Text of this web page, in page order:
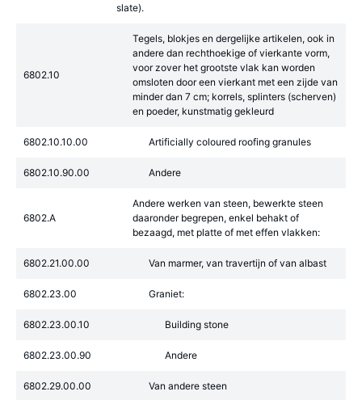
slate).
6802.10
Tegels, blokjes en dergelijke artikelen, ook in
andere dan rechthoekige of vierkante vorm,
voor zover het grootste vlak kan worden
omsloten door een vierkant met een zijde van
minder dan 7 cm; korrels, splinters (scherven)
en poeder, kunstmatig gekleurd
6802.10.10.00 Artificially coloured roofing granules
6802.10.90.00 Andere
6802.A
Andere werken van steen, bewerkte steen
daaronder begrepen, enkel behakt of
bezaagd, met platte of met effen vlakken:
6802.21.00.00 Van marmer, van travertijn of van albast
6802.23.00 Graniet:
6802.23.00.10 Building stone
6802.23.00.90 Andere
6802.29.00.00 Van andere steen